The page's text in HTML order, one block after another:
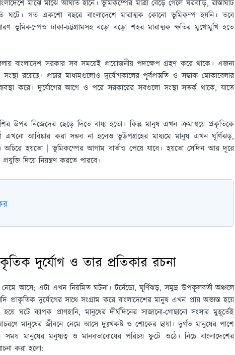
মাঝে মাঝে আঘাত হানে। ভূমিকম্পের মাত্রা বেড়ে গেলে ঘরবাড়ি, রাস্তাঘাট
ঘটে। গত একশাে বছরে বাংলাদেশে মারাত্মক কোনাে ভূমিকম্প হয়নি। তবে
ভূমিকম্পেও ঢাকা-চট্টগ্রামসহ বড়াে বড়াে শহর মারাত্মক ক্ষতির মুখােমুখি হতে
বাংলাদেশ সরকার সব সময়েই প্রয়ােজনীয় পদক্ষেপ গ্রহণ করে থাকে। এজন্য
রয়েছে। প্রচার মাধ্যমগুলােও দুর্যোগকালের পূর্বপ্রস্তুতি ও সম্ভাব্য মােকাবেলার
ব্যবস্থা করে। দুর্যোগের আগে ও পরে সরকারের সবগুলাে সংস্থা সতর্ক থাকে, যাতে
উপর নিজেদের ছেড়ে দিতে বাধ্য হতাে। কিন্তু মানুষ এখন ক্রমান্বয়ে প্রকৃতিকে
এখনাে আবিষ্কার করা সম্ভব না হলেও ভূউপগ্রহের মাধ্যমে মানুষ এখন ঘূর্ণিঝড়,
অচিরে হয়তাে | ভূমিকম্পের আগাম বার্তাও পেয়ে যাবে। হয়তাে সেদিন আর দূরে
দিয়ে নিয়ন্ত্রণ করতে পারবে।
দুর্যোগ ও তার প্রতিকার রচনা
নেমে আসে; এটা এখন নিয়মিত ঘটনা। টর্নেডো, ঘূর্ণিঝড়, সমুদ্র উপকূলবর্তী অঞ্চলে
প্রাকৃতিক দুর্যোগের সাথে সংগ্রাম করে বাংলাদেশের মানুষ এখন প্রায় অভ্যস্ত হয়ে
ঘটে ব্যাপক প্রাণহানি, মানুষের দীর্ঘদিনের সাজানো-গোছানো সংসার মুহূর্তেই
মানুষের জীবনে নেমে আসে দুঃখকষ্ট ও শোকের ছায়া। দুর্গত মানুষের পাশে
সময় মানুষের মনুষ্যত্ব ও মানবতাবোধের পরিচয় ফুটে ওঠে। নিচে বাংলাদেশের
করা হলো: